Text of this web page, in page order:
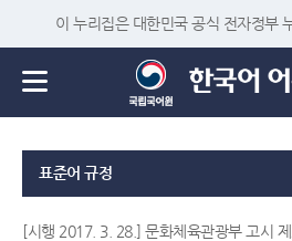
이 누리집은 대한민국 공식 전자정부
표준어 규정
[시행 2017. 3. 28.] 문화체육관광부 고시